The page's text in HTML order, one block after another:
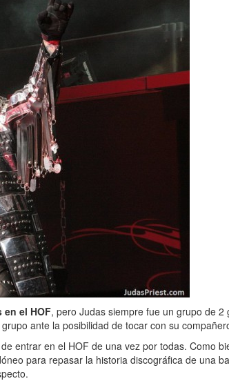
el HOF, pero Judas siempre fue un grupo de
ante la posibilidad de tocar con su
entrar en el HOF de una vez por todas. Como
para repasar la historia discográfica de una